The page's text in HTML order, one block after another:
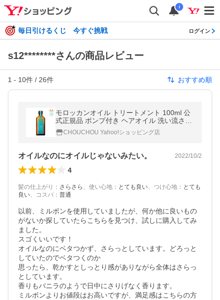
i
毎日引けるくじ 今すぐ挑戦 ログイン
s12********さんの商品レビュー
1 - 10件 / 26件 おすすめ順
モロッカンオイル トリートメント 100ml 公
式正規品 ポンプ付き ヘアオイル 洗い流さな
いトリートメント ショッパー付き ポイント
利用CHOUCHOU Yahoo!ショッピング店
オイルなのにオイルじゃないみたい。 2022/10/2
4
髪の仕上がり ： さらさら 、 使い心地 ： とても良い、 つけ心地 ： とても
良い、 コスパ ： 普通
以前、ミルボンを使用していましたが、何か他に良いもの
がないか探していたらこちらを見つけ、試しに購入してみ
ました。
スゴくいいです！
オイルなのにベタつかず、さらっとしています。どろっと
していたのでベタつくのか
思ったら、乾かすとしっとり感がありながら全体はさらっ
としています。
香りもバニラのようで日中にさりげなく香ります。
ミルボンよりお値段はお高いですが、満足感はこちらの方